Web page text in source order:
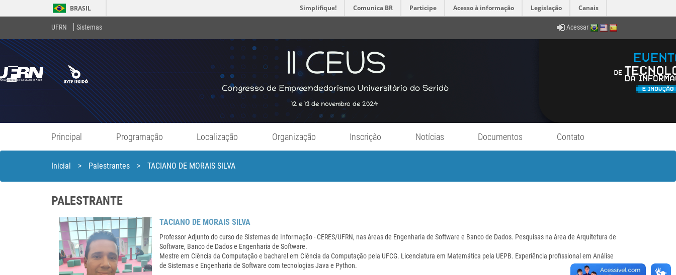
BRASIL Simplifique! Comunica BR Participe Acesso à informação Legislação Canais
UFRN Sistemas Acessar
Principal Programação Localização Organização Inscrição Notícias Documentos Contato
Inicial > Palestrantes > TACIANO DE MORAIS SILVA
PALESTRANTE
TACIANO DE MORAIS SILVA
Professor Adjunto do curso de Sistemas de Informação - CERES/UFRN, nas áreas de Engenharia de Software e Banco de Dados. Pesquisas na área de Arquitetura de
Software, Banco de Dados e Engenharia de Software.
Mestre em Ciência da Computação e bacharel em Ciência da Computação pela UFCG. Licenciatura em Matemática pela UEPB. Experiência profissional em Análise
de Sistemas e Engenharia de Software com tecnologias Java e Python.